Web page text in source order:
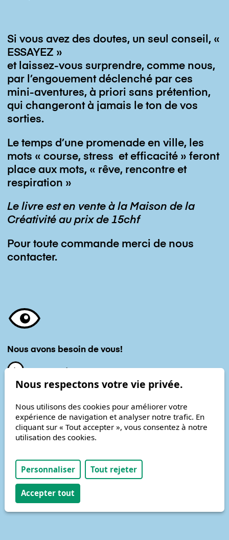
Si vous avez des doutes, un seul conseil, «
ESSAYEZ »
et laissez-vous surprendre, comme nous,
par l’engouement déclenché par ces
mini-aventures, à priori sans prétention,
qui changeront à jamais le ton de vos
sorties.
Le temps d’une promenade en ville, les
mots « course, stress et efficacité » feront
place aux mots, « rêve, rencontre et
respiration »
Le livre est en vente à la Maison de la
Créativité au prix de 15chf
Pour toute commande merci de nous
contacter.
Nous avons besoin de vous!
Développé avec passion par Antistatique
Nous respectons votre vie privée.
Nous utilisons des cookies pour améliorer votre
expérience de navigation et analyser notre trafic. En
cliquant sur « Tout accepter », vous consentez à notre
utilisation des cookies.
Personnaliser Tout rejeter
Accepter tout